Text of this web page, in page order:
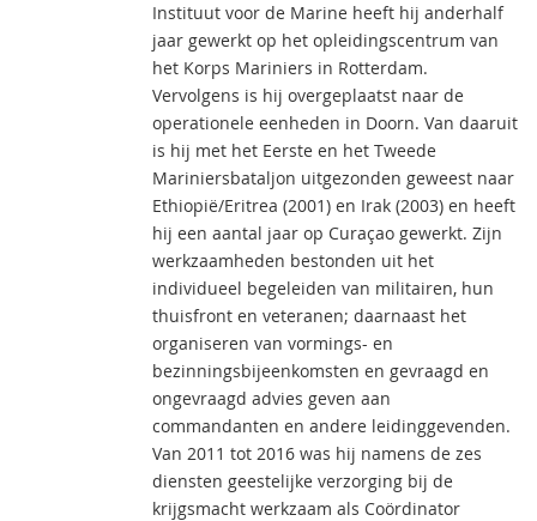
Instituut voor de Marine heeft hij anderhalf
jaar gewerkt op het opleidingscentrum van
het Korps Mariniers in Rotterdam.
Vervolgens is hij overgeplaatst naar de
operationele eenheden in Doorn. Van daaruit
is hij met het Eerste en het Tweede
Mariniersbataljon uitgezonden geweest naar
Ethiopië/Eritrea (2001) en Irak (2003) en heeft
hij een aantal jaar op Curaçao gewerkt. Zijn
werkzaamheden bestonden uit het
individueel begeleiden van militairen, hun
thuisfront en veteranen; daarnaast het
organiseren van vormings- en
bezinningsbijeenkomsten en gevraagd en
ongevraagd advies geven aan
commandanten en andere leidinggevenden.
Van 2011 tot 2016 was hij namens de zes
diensten geestelijke verzorging bij de
krijgsmacht werkzaam als Coördinator